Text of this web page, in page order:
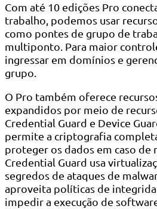
Com até 10 edições Pro
trabalho, podemos usar
como pontes de grupo de
multiponto. Para maior
ingressar em domínios e
grupo.
O Pro também oferece
expandidos por meio de
Credential Guard e Device
permite a criptografia
proteger os dados em caso de
Credential Guard usa
segredos de ataques de
aproveita políticas de
impedir a execução de